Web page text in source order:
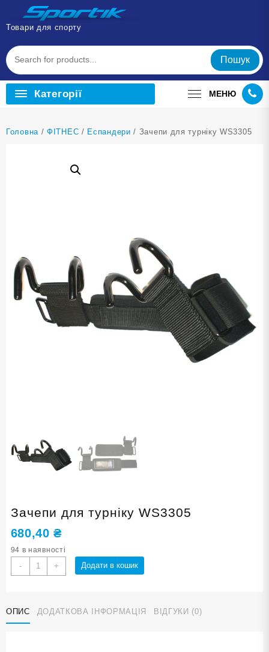
Перейти
вмісту
Товари для спорту
Пошук
Категорії МЕНЮ
Головна /ФІТНЕС / Еспандери / Зачепи для турніку WS3305
Зачепи для турніку WS3305
680,40₴
94 в наявності
-
Зачепи
для
кількість
+ Додати в кошик
ОПИС ДОДАТКОВА ІНФОРМАЦІЯ ВІДГУКИ (0)